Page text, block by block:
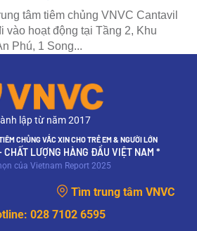
tâm tiêm chủng VNVC Cantavil
vào hoạt động tại Tầng 2, Khu
Phú, 1 Song...
lập từ năm 2017
CHỦNG VẮC XIN CHO TRẺ EM & NGƯỜI LỚN
LƯỢNG HÀNG ĐẦU VIỆT NAM *
của Vietnam Report 2025
Tìm trung tâm VNVC
028 7102 6595